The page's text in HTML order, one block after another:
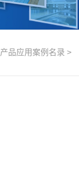
产品应用案例名录 >